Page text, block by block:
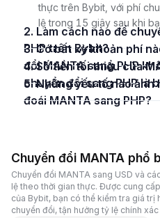
thực trên Bybit, với phí
lệ trong 15 giây sau khi
2. Làm cách nào để chuyển đổi MANTA sang
PHP trên Bybit?
3. Có bất kỳ khoản phí nào cho việc chuyển
đổi MANTA sang PHP
4. Số tiền tối thiểu của MANTA mà tôi có thể
chuyển đổi sang PHP là
5. Những yếu tố nào ảnh hưởng đến tỷ giá hối
đoái MANTA sang PHP?
Chuyển đổi MANTA phổ
Chuyển đổi MANTA sang USD và
lệ theo thời gian thực. Được cung
của Bybit, bạn có thể kiểm tra giá trị
chuyển đổi, tận hưởng tỷ lệ chính